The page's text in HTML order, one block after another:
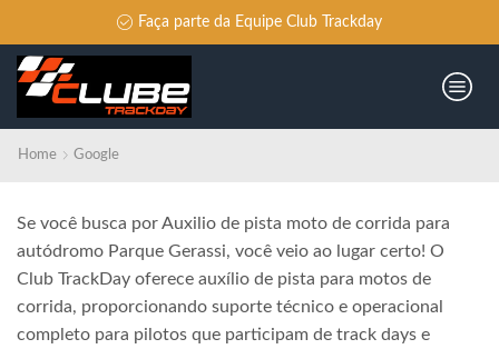
Faça parte da Equipe Club Trackday
Home Google
Se você busca por Auxilio de pista moto de corrida para
autódromo Parque Gerassi, você veio ao lugar certo! O
Club TrackDay oferece auxílio de pista para motos de
corrida, proporcionando suporte técnico e operacional
completo para pilotos que participam de track days e